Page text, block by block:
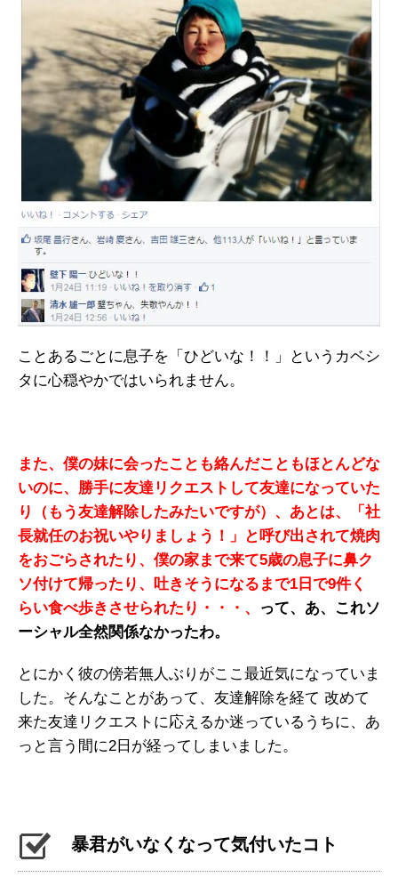
ことあるごとに息子を「ひどいな！！」というカベシ
タに心穏やかではいられません。
また、僕の妹に会ったことも絡んだこともほとんどな
いのに、勝手に友達リクエストして友達になっていた
り（もう友達解除したみたいですが）、あとは、「社
長就任のお祝いやりましょう！」と呼び出されて焼肉
をおごらされたり、僕の家まで来て5歳の息子に鼻ク
ソ付けて帰ったり、吐きそうになるまで1日で9件く
らい食べ歩きさせられたり・・・、
って、あ、これソ
ーシャル全然関係なかったわ。
とにかく彼の傍若無人ぶりがここ最近気になっていま
した。そんなことがあって、友達解除を経て 改めて
来た友達リクエストに応えるか迷っているうちに、あ
っと言う間に2日が経ってしまいました。
暴君がいなくなって気付いたコト